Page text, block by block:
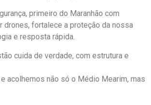
primeiro do Maranhão com
drones, fortalece a proteção da nossa
e resposta rápida.
cuida de verdade, com estrutura e
acolhemos não só o Médio Mearim, mas